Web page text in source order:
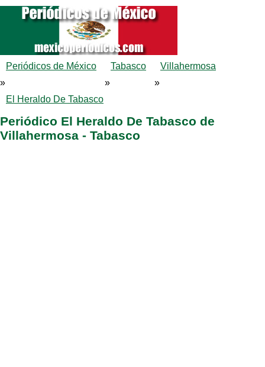
Periódicos de México
»
Tabasco
»
Villahermosa
»
El Heraldo De Tabasco
Periódico El Heraldo De Tabasco de
Villahermosa - Tabasco